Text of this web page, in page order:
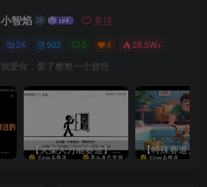
小智焰 关注
24 902 0 4 28.5W+
我爱你，爱了整整一个曾经
【火柴人万能赛道】火柴人心理学插画讲解视频丨扣子工作流智能体搭建coze工作流 【火柴人万能赛道】火柴人心理学智能文案视频丨扣子工作流智能体搭建coze工作流